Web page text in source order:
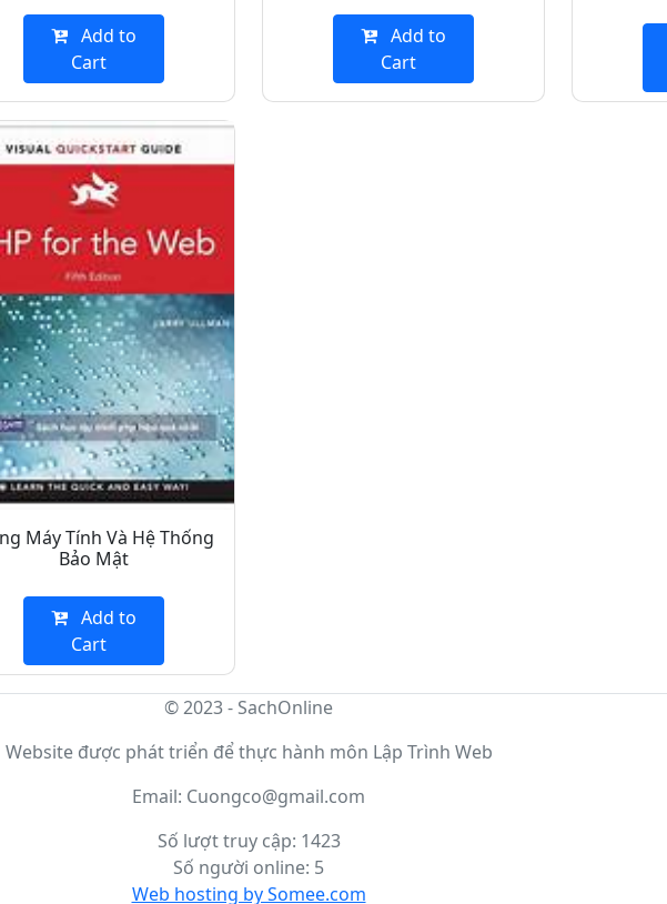
Add to
Cart
Add to
Cart
Máy Tính Và Hệ Thống
Bảo Mật
Add to
Cart
© 2023 - SachOnline
Website được phát triển để thực hành môn Lập Trình Web
Email: Cuongco@gmail.com
Số lượt truy cập: 1423
Số người online: 5
Web hosting by Somee.com